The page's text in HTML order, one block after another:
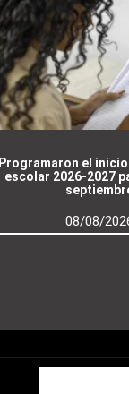
Programaron el
escolar 2026-2027
08/08/